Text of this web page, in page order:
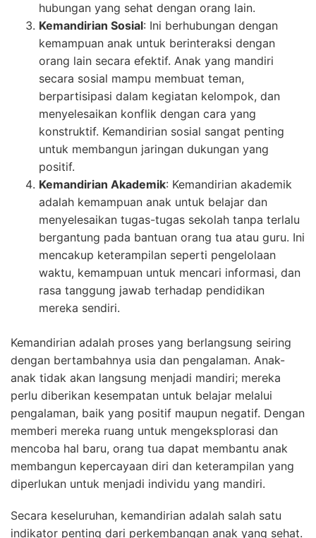
hubungan yang sehat dengan orang lain.
Kemandirian Sosial: Ini berhubungan dengan
kemampuan anak untuk berinteraksi dengan
orang lain secara efektif. Anak yang mandiri
secara sosial mampu membuat teman,
berpartisipasi dalam kegiatan kelompok, dan
menyelesaikan konflik dengan cara yang
konstruktif. Kemandirian sosial sangat penting
untuk membangun jaringan dukungan yang
positif.
Kemandirian Akademik: Kemandirian akademik
adalah kemampuan anak untuk belajar dan
menyelesaikan tugas-tugas sekolah tanpa terlalu
bergantung pada bantuan orang tua atau guru. Ini
mencakup keterampilan seperti pengelolaan
waktu, kemampuan untuk mencari informasi, dan
rasa tanggung jawab terhadap pendidikan
mereka sendiri.
Kemandirian adalah proses yang berlangsung seiring
dengan bertambahnya usia dan pengalaman. Anak-
anak tidak akan langsung menjadi mandiri; mereka
perlu diberikan kesempatan untuk belajar melalui
pengalaman, baik yang positif maupun negatif. Dengan
memberi mereka ruang untuk mengeksplorasi dan
mencoba hal baru, orang tua dapat membantu anak
membangun kepercayaan diri dan keterampilan yang
diperlukan untuk menjadi individu yang mandiri.
Secara keseluruhan, kemandirian adalah salah satu
indikator penting dari perkembangan anak yang sehat.